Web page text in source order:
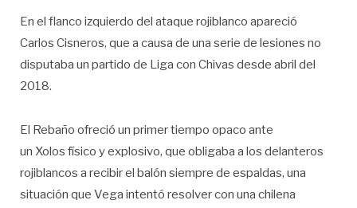
En el flanco izquierdo del ataque rojiblanco apareció
Carlos Cisneros, que a causa de una serie de lesiones no
disputaba un partido de Liga con Chivas desde abril del
2018.
El Rebaño ofreció un primer tiempo opaco ante
un Xolos físico y explosivo, que obligaba a los delanteros
rojiblancos a recibir el balón siempre de espaldas, una
situación que Vega intentó resolver con una chilena